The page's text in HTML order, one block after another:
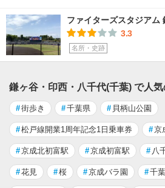
ファイターズスタジアム
3.3
名所・史跡
鎌ヶ谷・印西・八千代(千葉) で人
#街歩き #千葉県 # 貝柄山公園
#松戸線開業1周年記念1日乗車券 #京
#京成北初富駅 #京成初富駅 # 八
#花見 #桜 #京成バラ園 #千葉